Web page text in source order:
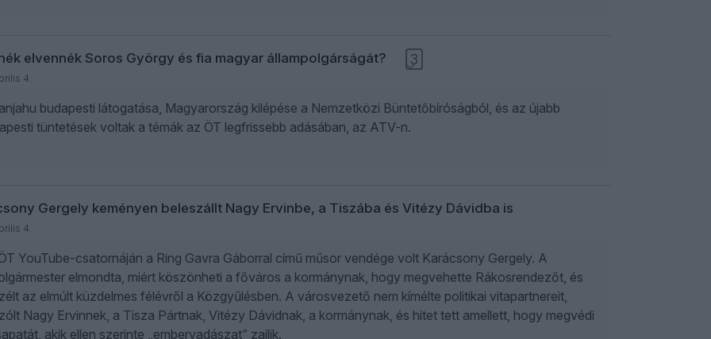
elvennék Soros György és fia magyar állampolgárságát?
4.
3
budapesti látogatása, Magyarország kilépése a Nemzetközi Büntetőbíróságból, és az újabb
tüntetések voltak a témák az ÖT legfrissebb adásában, az ATV-n.
Gergely keményen beleszállt Nagy Ervinbe, a Tiszába és Vitézy Dávidba is
4.
YouTube-csatornáján a Ring Gavra Gáborral című műsor vendége volt Karácsony Gergely. A
elmondta, miért köszönheti a főváros a kormánynak, hogy megvehette Rákosrendezőt, és
az elmúlt küzdelmes félévről a Közgyűlésben. A városvezető nem kímélte politikai vitapartnereit,
Nagy Ervinnek, a Tisza Pártnak, Vitézy Dávidnak, a kormánynak, és hitet tett amellett, hogy megvédi
akik ellen szerinte „embervadászat” zajlik.